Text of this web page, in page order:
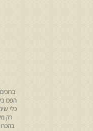
הפכו
כלי
רק